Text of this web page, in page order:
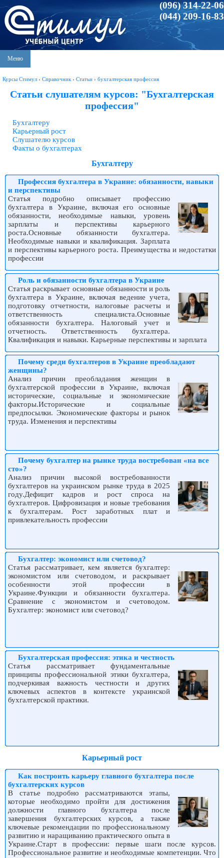
(096) 314-22-06
(044) 209-16-83
Меню
Курсы Стимул › Справочник › Статьи › бухгалтерская профессия
Статьи слушателям курсов: "Бухгалтерская
профессия"
Бухгалтеру
Карьерный рост
Слушателю курсов
Факты о бухгалтерах
Бухгалтеру
Профессия бухгалтера в Украине: обязанности, навыки
и перспективы
Статья подробно описывает профессию
бухгалтера в Украине, включая его основные
обязанности, необходимые навыки, уровень
зарплаты и перспективы карьерного
роста.Основные обязанности бухгалтера.
Необходимые навыки и квалификация. Зарплата
и перспективы карьерного роста. Преимущества и недостатки
профессии
Роль и обязанности бухгалтера в Украине
Статья раскрывает основные обязанности и роль
бухгалтера в Украине, включая ведение учета,
подготовку отчетности, налоговые расчеты и
ответственность специалиста.Основные
обязанности бухгалтера. Налоговый учет и
отчетность. Ответственность бухгалтера.
Квалификация и навыки. Карьерные перспективы и зарплата
Почему среди бухгалтеров в Украине преобладают
женщины?
Анализ причин преобладания женщин в
бухгалтерской профессии в Украине, включая
исторические, социальные и экономические
факторы.Исторические и социальные
предпосылки. Экономические факторы и рынок
труда. Изменения и перспективы
Почему бухгалтер на рынке труда востребован «на все
сто»?
Анализ причин высокой востребованности
бухгалтеров на украинском рынке труда в 2025
году.Дефицит кадров и рост спроса на
бухгалтеров. Цифровизация и новые требования
к бухгалтерам. Рост заработных плат и
привлекательность профессии
Бухгалтер: экономист или счетовод?
Статья рассматривает, кем является бухгалтер:
экономистом или счетоводом, и раскрывает
особенности этой профессии в
Украине.Функции и обязанности бухгалтера.
Сравнение с экономистом и счетоводом.
Бухгалтер: экономист или счетовод?
Бухгалтерская профессия: этика и честность
Статья рассматривает фундаментальные
принципы профессиональной этики бухгалтера,
подчеркивая важность честности и других
ключевых аспектов в контексте украинской
бухгалтерской практики.
Карьерный рост
Как построить карьеру главного бухгалтера после
бухгалтерских курсов
В статье подробно рассматриваются этапы,
которые необходимо пройти для достижения
должности главного бухгалтера после
завершения бухгалтерских курсов, а также
ключевые рекомендации по профессиональному
развитию и наращиванию практического опыта в
Украине.Старт в профессии: первые шаги после курсов.
Профессиональное развитие и необходимые компетенции. Что